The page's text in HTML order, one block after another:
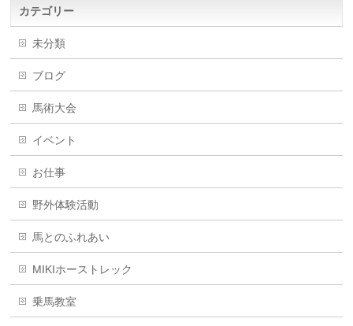
カテゴリー
未分類
ブログ
馬術大会
イベント
お仕事
野外体験活動
馬とのふれあい
MIKIホーストレック
乗馬教室